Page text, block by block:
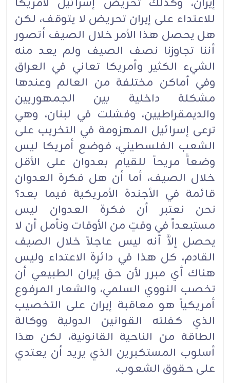
للاعتداء على إيران تحريض لا يتوقف، لكن
هل يحصل هذا الأمر خلال الصيف أتصور
أننا تجاوزنا نصف الصيف ولم يعد منه
الشيء الكثير وأمريكا تعاني في العراق
وفي أماكن مختلفة من العالم وعندها
مشكلة داخلية بين الجمهوريين
والديمقراطيين، وفشلت في لبنان، وهي
ترعى إسرائيل المهزومة في التخريب على
الشعب الفلسطيني، فوضع أمريكا ليس
وضعاًً مريحاً للقيام بعدوان على الأقل
خلال الصيف، أما أن هل فكرة العدوان
قائمة في الأجندة الأمريكية فيما بعد؟
نحن نعتبر أن فكرة العدوان ليس
مستبعداً في وقتٍ من الأوقات ونأمل أن لا
يحصل إلاَّ أنه ليس عاجلاً خلال الصيف
القادم، كل هذا في دائرة الاعتداء وليس
هناك أي مبرر لأن حق إيران الطبيعي أن
تخصب النووي السلمي، والشعار المرفوع
أمريكياً هو معاقبة إيران على التخصيب
الذي كفلته القوانين الدولية ووكالة
الطاقة من الناحية القانونية، لكن هذا
أسلوب المستكبرين الذي يريد أن يعتدي
على حقوق الشعوب.